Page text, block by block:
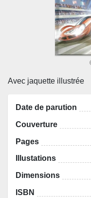
Avec jaquette illustrée
Date de parution
Couverture
Pages
Illustations
Dimensions
ISBN